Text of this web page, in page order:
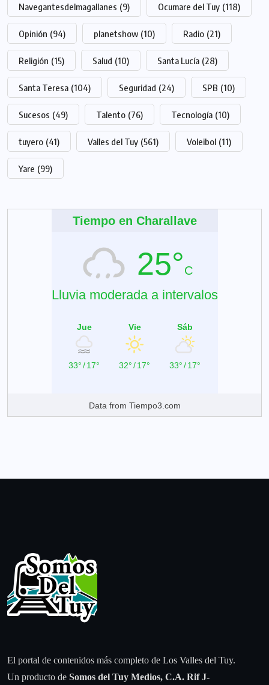
Navegantesdelmagallanes (9) Ocumare del Tuy (118)
Opinión (94) planetshow (10) Radio (21)
Religión (15) Salud (10) Santa Lucía (28)
Santa Teresa (104) Seguridad (24) SPB (10)
Sucesos (49) Talento (76) Tecnología (10)
tuyero (41) Valles del Tuy (561) Voleibol (11)
Yare (99)
Tiempo en Charallave
25°C
Lluvia moderada a intervalos
Jue
33°/17°
Vie
32°/17°
Sáb
33°/17°
Data from Tiempo3.com
El portal de contenidos más completo de Los Valles del Tuy.
Un producto de Somos del Tuy Medios, C.A. Rif J-